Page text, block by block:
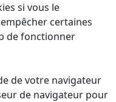
si vous le
certaines
de fonctionner
de votre navigateur
de navigateur pour